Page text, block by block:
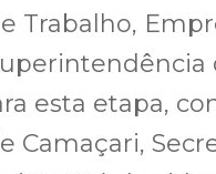
Trabalho,
esta etapa,
Camaçari,